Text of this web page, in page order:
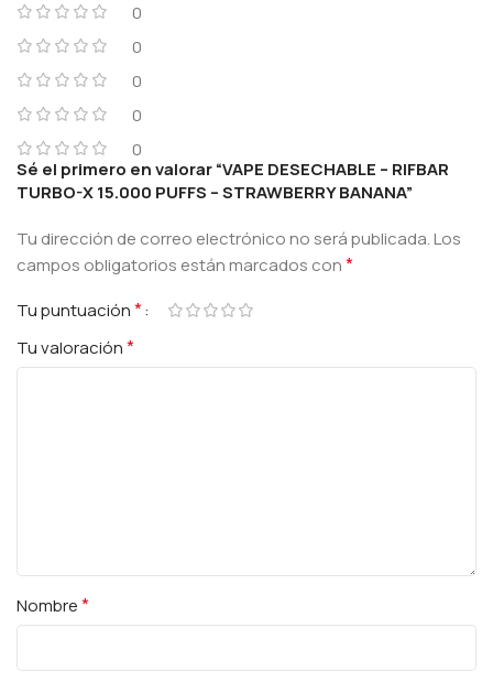
0
0
0
0
0
Sé el primero en valorar “VAPE DESECHABLE – RIFBAR
TURBO-X 15.000 PUFFS – STRAWBERRY BANANA”
Tu dirección de correo electrónico no será publicada.Los
campos obligatorios están marcados con*
Tu puntuación*
Tu valoración*
Nombre*